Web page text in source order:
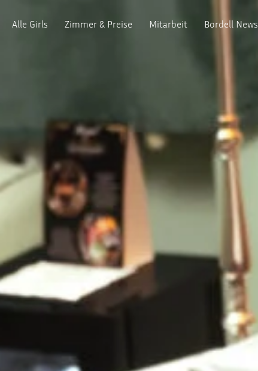
Alle Girls Zimmer & Preise Mitarbeit Bordell News